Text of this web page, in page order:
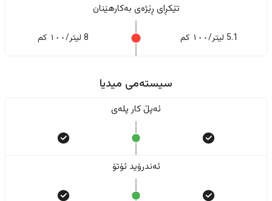
تێکڕای ڕێژەى بەکارهێنان
5.1 لیتر/١٠٠ کم 8 لیتر/١٠٠ کم
سیستەمی میدیا
ئەپڵ کار پلەی
ئەندرۆید ئۆتۆ